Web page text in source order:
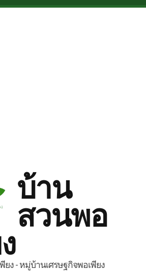
บ้าน
สวนพอ
ง - หมู่บ้านเศรษฐกิจพอเพียง